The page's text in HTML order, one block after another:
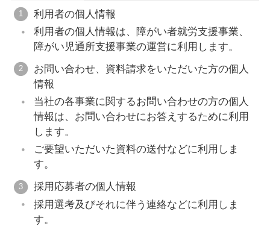
利用者の個人情報
利用者の個人情報は、障がい者就労支援事業、
障がい児通所支援事業の運営に利用します。
お問い合わせ、資料請求をいただいた方の個人
情報
当社の各事業に関するお問い合わせの方の個人
情報は、お問い合わせにお答えするために利用
します。
ご要望いただいた資料の送付などに利用しま
す。
採用応募者の個人情報
採用選考及びそれに伴う連絡などに利用しま
す。